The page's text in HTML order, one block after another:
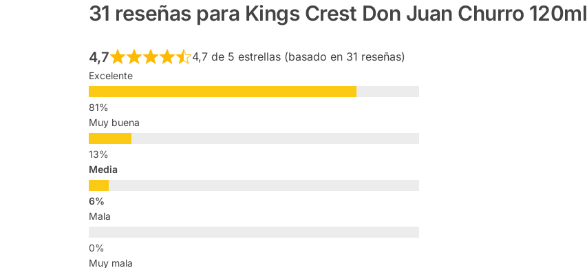
31 reseñas para Kings Crest Don Juan Churro 120ml
4,7 4,7 de 5 estrellas (basado en 31 reseñas)
Excelente
Muy buena
Media
Mala
Muy mala